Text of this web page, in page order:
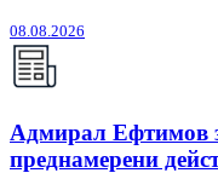
08.08.2026
Адмирал Ефтимов
преднамерени